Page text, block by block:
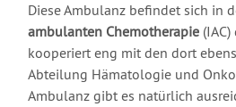
Diese Ambulanz befindet sich in
ambulanten Chemotherapie (IAC)
kooperiert eng mit den dort
Abteilung Hämatologie und
Ambulanz gibt es natürlich